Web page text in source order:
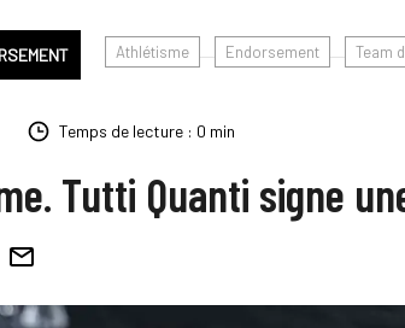
Athlétisme Endorsement Team
Temps de lecture : 0 min
Tutti Quanti signe